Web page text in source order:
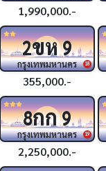
1,990,000.-
18
2ขห9
กรุงเทพมหานคร
355,000.-
19
8กก9
กรุงเทพมหานคร
2,250,000.-